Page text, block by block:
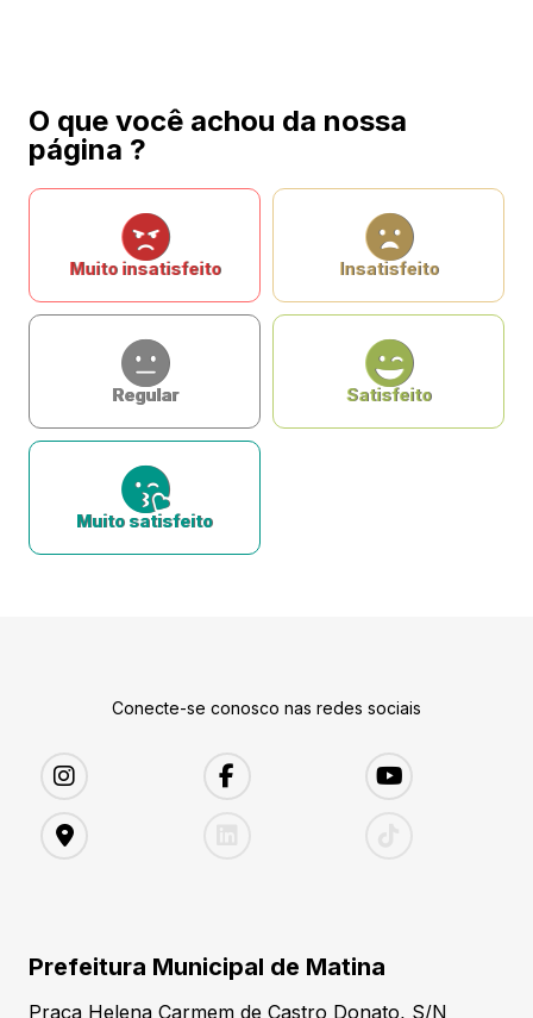
O que você achou da nossa
página ?
Muito insatisfeito Insatisfeito
Regular Satisfeito
Muito satisfeito
Conecte-se conosco nas redes sociais
Prefeitura Municipal de Matina
Praça Helena Carmem de Castro Donato, S/N